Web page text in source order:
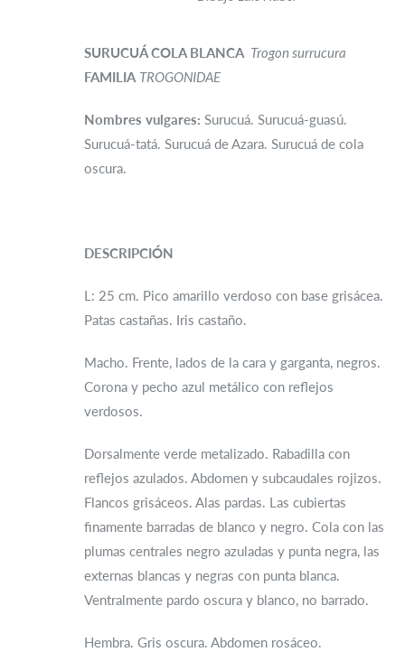
SURUCUÁ COLA BLANCA Trogon surrucura
FAMILIA TROGONIDAE
Nombres vulgares: Surucuá. Surucuá-guasú.
Surucuá-tatá. Surucuá de Azara. Surucuá de cola
oscura.
DESCRIPCIÓN
L: 25 cm. Pico amarillo verdoso con base grisácea.
Patas castañas. Iris castaño.
Macho. Frente, lados de la cara y garganta, negros.
Corona y pecho azul metálico con reflejos
verdosos.
Dorsalmente verde metalizado. Rabadilla con
reflejos azulados. Abdomen y subcaudales rojizos.
Flancos grisáceos. Alas pardas. Las cubiertas
finamente barradas de blanco y negro. Cola con las
plumas centrales negro azuladas y punta negra, las
externas blancas y negras con punta blanca.
Ventralmente pardo oscura y blanco, no barrado.
Hembra. Gris oscura. Abdomen rosáceo.